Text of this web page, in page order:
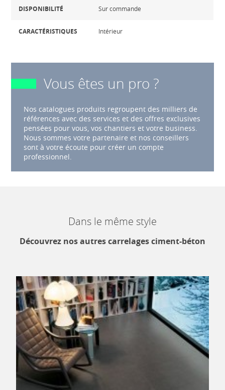
DISPONIBILITÉ Sur commande
CARACTÉRISTIQUES Intérieur
Vous êtes un pro ?
Nos catalogues produits regroupent des milliers de
références avec des services et des offres exclusives
pensées pour vous, vos chantiers et votre business.
Nous sommes votre partenaire et nos conseillers
sont à votre écoute pour créer un compte
professionnel.
Dans le même style
Découvrez nos autres carrelages ciment-béton